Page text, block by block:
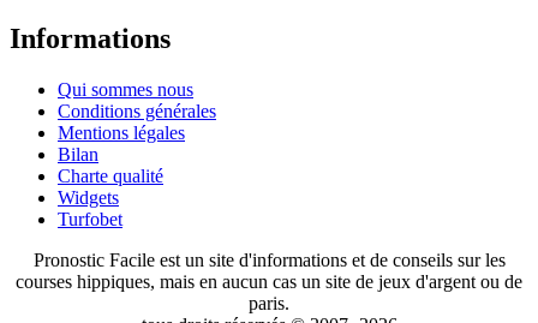
Informations
Qui sommes nous
Conditions générales
Mentions légales
Bilan
Charte qualité
Widgets
Turfobet
Pronostic Facile est un site d'informations et de conseils sur les
courses hippiques, mais en aucun cas un site de jeux d'argent ou de
paris.